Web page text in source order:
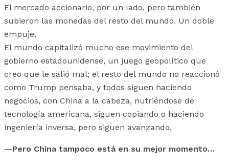
El mercado accionario, por un lado, pero también
subieron las monedas del resto del mundo. Un doble
empuje.
El mundo capitalizó mucho ese movimiento del
gobierno estadounidense, un juego geopolítico que
creo que le salió mal; el resto del mundo no reaccionó
como Trump pensaba, y todos siguen haciendo
negocios, con China a la cabeza, nutriéndose de
tecnología americana, siguen copiando o haciendo
ingeniería inversa, pero siguen avanzando.
—Pero China tampoco está en su mejor momento…